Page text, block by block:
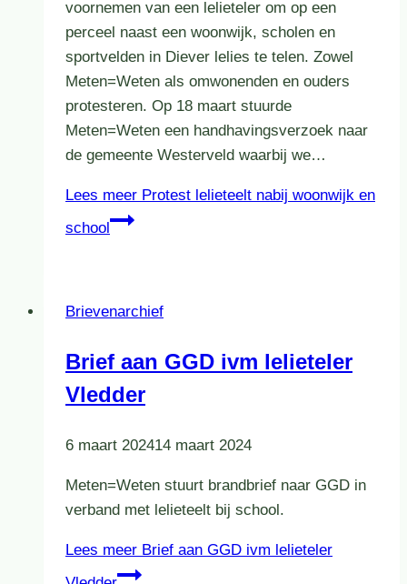
voornemen van een lelieteler om op een
perceel naast een woonwijk, scholen en
sportvelden in Diever lelies te telen. Zowel
Meten=Weten als omwonenden en ouders
protesteren. Op 18 maart stuurde
Meten=Weten een handhavingsverzoek naar
de gemeente Westerveld waarbij we…
Lees meer Protest lelieteelt nabij woonwijk en
school
Brievenarchief
Brief aan GGD ivm lelieteler
Vledder
6 maart 202414 maart 2024
Meten=Weten stuurt brandbrief naar GGD in
verband met lelieteelt bij school.
Lees meer Brief aan GGD ivm lelieteler